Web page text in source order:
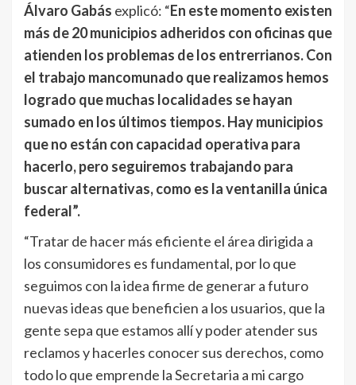
Álvaro Gabás explicó: “En este momento existen
más de 20 municipios adheridos con oficinas que
atienden los problemas de los entrerrianos. Con
el trabajo mancomunado que realizamos hemos
logrado que muchas localidades se hayan
sumado en los últimos tiempos. Hay municipios
que no están con capacidad operativa para
hacerlo, pero seguiremos trabajando para
buscar alternativas, como es la ventanilla única
federal”.
“Tratar de hacer más eficiente el área dirigida a
los consumidores es fundamental, por lo que
seguimos con la idea firme de generar a futuro
nuevas ideas que beneficien a los usuarios, que la
gente sepa que estamos allí y poder atender sus
reclamos y hacerles conocer sus derechos, como
todo lo que emprende la Secretaria a mi cargo